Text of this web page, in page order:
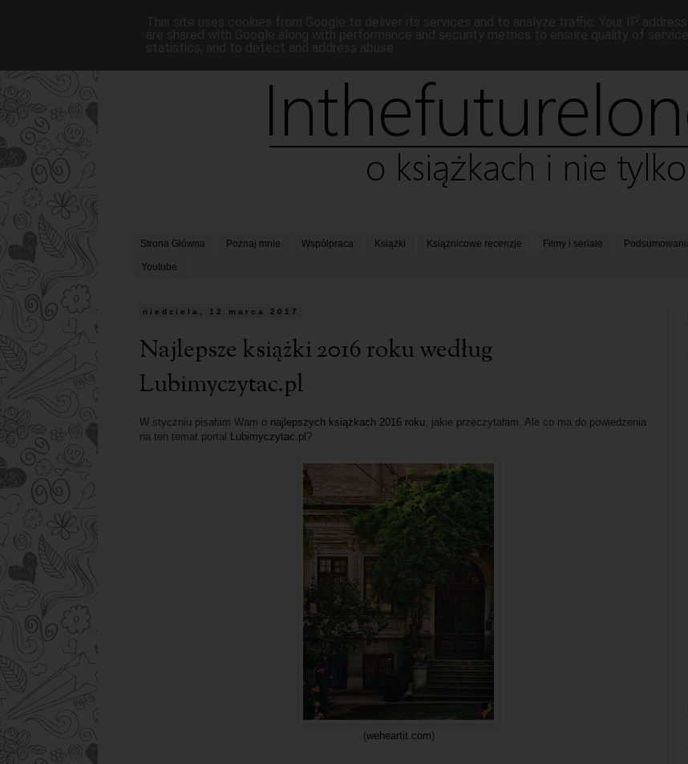
Strona Główna Poznaj mnie Współpraca Książki Książnicowe recenzje Filmy i seriale
Youtube
niedziela, 12 marca 2017
Najlepsze książki 2016 roku według
Lubimyczytac.pl
W styczniu pisałam Wam o najlepszych książkach 2016 roku, jakie przeczytałam. Ale co ma do powiedzenia
na ten temat portal Lubimyczytac.pl ?
(weheartit.com)